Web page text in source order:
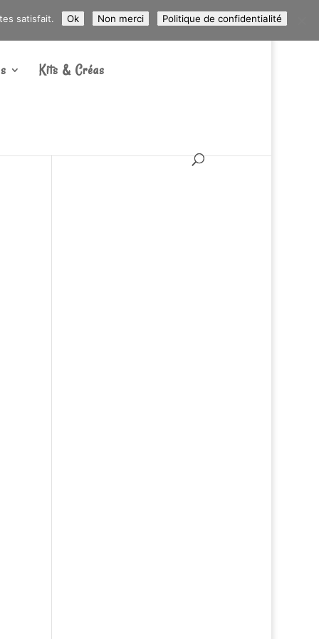
ARTICLES 0
Kits & Créas
satisfait. Ok Non merci Politique de confidentialité